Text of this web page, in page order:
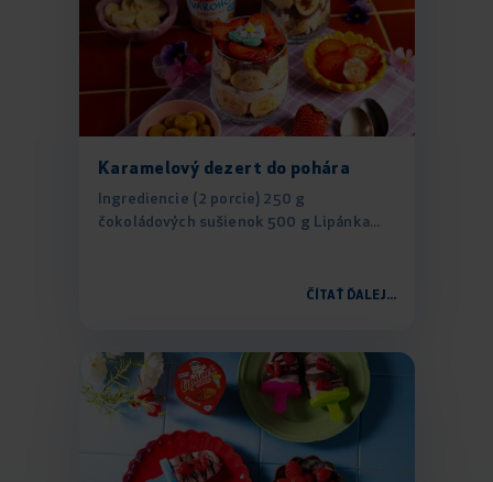
Karamelový dezert do pohára
Ingrediencie (2 porcie) 250 g
čokoládových sušienok 500 g Lipánka...
ČÍTAŤ ĎALEJ...